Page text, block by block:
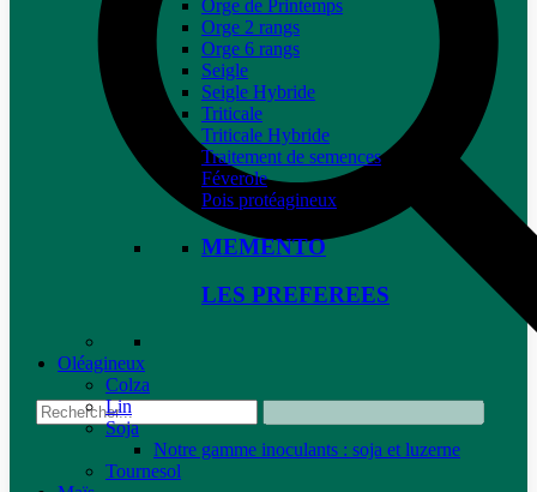
Orge de Printemps
Orge 2 rangs
Orge 6 rangs
Seigle
Seigle Hybride
Triticale
Triticale Hybride
Traitement de semences
Féverole
Pois protéagineux
MEMENTO
LES PREFEREES
Oléagineux
Colza
Lin
Soja
Notre gamme inoculants : soja et luzerne
Tournesol